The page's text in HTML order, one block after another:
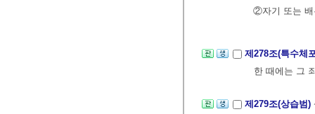
②자기 또는 배
제278조(특수체
한 때에는 그
제279조(상습범)